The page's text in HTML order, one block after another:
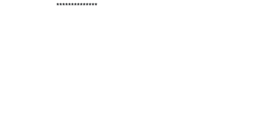
**************